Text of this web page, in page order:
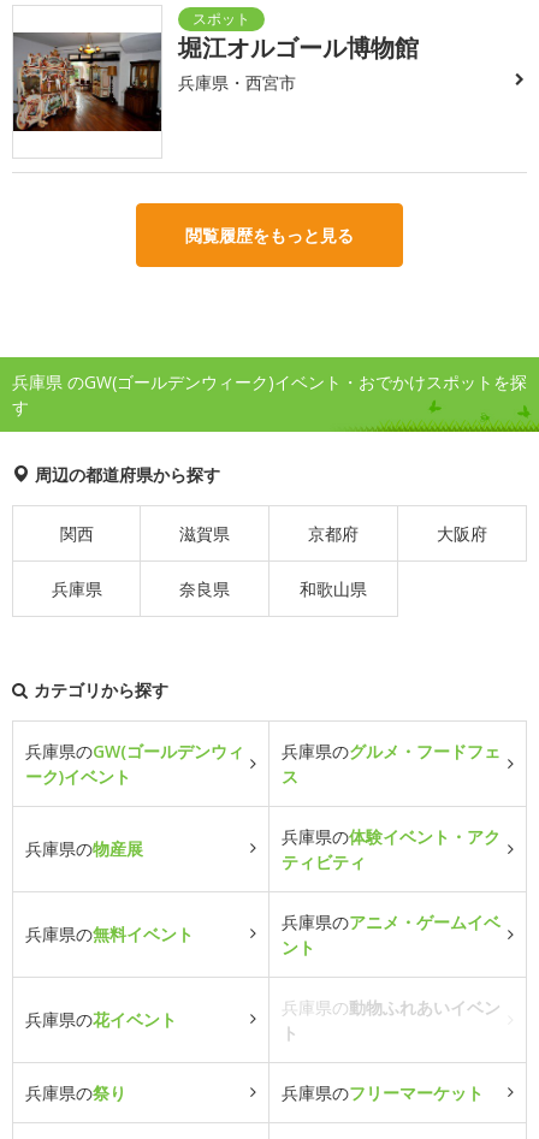
堀江オルゴール博物館
兵庫県・西宮市
閲覧履歴をもっと見る
兵庫県 のGW(ゴールデンウィーク)イベント・おでかけスポットを探
す
周辺の都道府県から探す
関西 滋賀県 京都府 大阪府
兵庫県 奈良県 和歌山県
カテゴリから探す
兵庫県のGW(ゴールデンウィ
ーク)イベント
兵庫県のグルメ・フードフェ
ス
兵庫県の物産展
兵庫県の体験イベント・アク
ティビティ
兵庫県の無料イベント
兵庫県のアニメ・ゲームイベ
ント
兵庫県の花イベント
兵庫県の動物ふれあいイベン
ト
兵庫県の祭り 兵庫県のフリーマーケット